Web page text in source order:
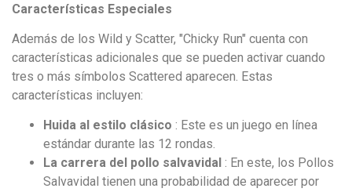
Características Especiales
Además de los Wild y Scatter, "Chicky Run" cuenta con
características adicionales que se pueden activar cuando
tres o más símbolos Scattered aparecen. Estas
características incluyen:
Huida al estilo clásico : Este es un juego en línea
estándar durante las 12 rondas.
La carrera del pollo salvavidal : En este, los Pollos
Salvavidal tienen una probabilidad de aparecer por